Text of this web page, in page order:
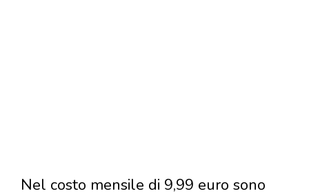
Nel costo mensile di 9,99 euro sono